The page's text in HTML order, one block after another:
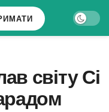
світу Сі